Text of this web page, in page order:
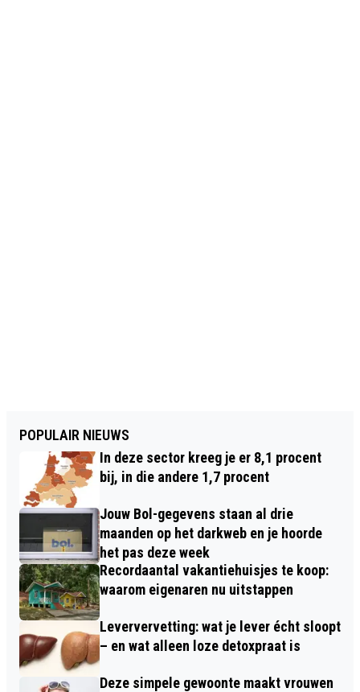
POPULAIR NIEUWS
In deze sector kreeg je er 8,1 procent
bij, in die andere 1,7 procent
Jouw Bol-gegevens staan al drie
maanden op het darkweb en je hoorde
het pas deze week
Recordaantal vakantiehuisjes te koop:
waarom eigenaren nu uitstappen
Leververvetting: wat je lever écht sloopt
– en wat alleen loze detoxpraat is
Deze simpele gewoonte maakt vrouwen